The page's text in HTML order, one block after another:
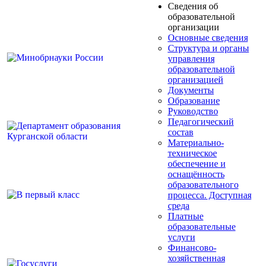
Сведения об
образовательной
организации
Основные сведения
Структура и органы
управления
образовательной
организацией
Документы
Образование
Руководство
Педагогический
состав
Материально-
техническое
обеспечение и
оснащённость
образовательного
процесса. Доступная
среда
Платные
образовательные
услуги
Финансово-
хозяйственная